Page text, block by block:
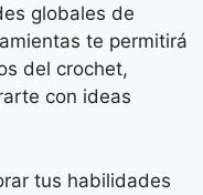
globales de
te permitirá
del crochet,
con ideas
tus habilidades